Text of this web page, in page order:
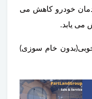
خودرو کاهش می
می یابد.
خام سوزی)